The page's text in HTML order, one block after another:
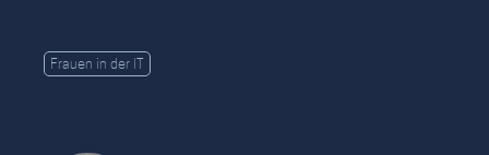
Frauen in der IT